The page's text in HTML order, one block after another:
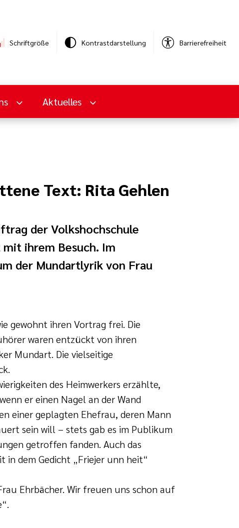
Schriftgröße Kontrastdarstellung Barrierefreiheit
Aktuelles
Text: Rita Gehlen
der Volkshochschule
ihrem Besuch. Im
der Mundartlyrik von Frau
gewohnt ihren Vortrag frei. Die
waren entzückt von ihren
Mundart. Die vielseitige
des Heimwerkers erzählte,
er einen Nagel an der Wand
einer geplagten Ehefrau, deren Mann
sein will – stets gab es im Publikum
getroffen fanden. Auch das
dem Gedicht „Friejer unn heit“
Ehrbächer. Wir freuen uns schon auf